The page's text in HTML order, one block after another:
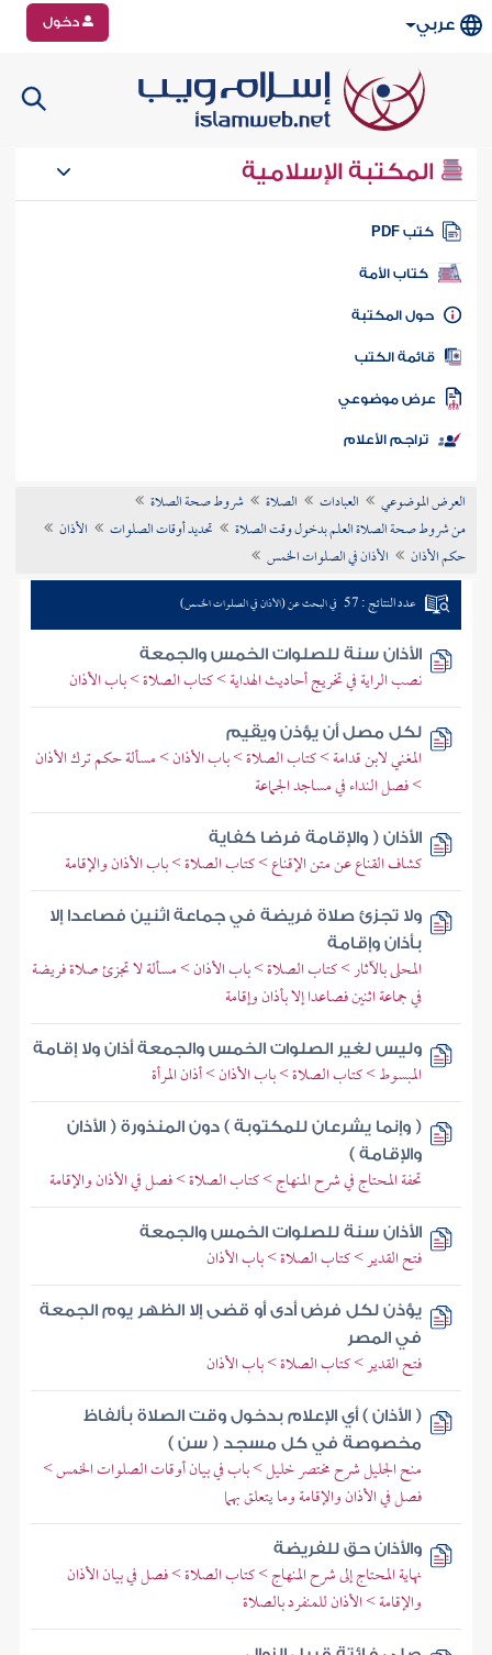
عربي دخول
المكتبة الإسلامية
كتب PDF
كتاب الأمة
المكتبة
الكتب
موضوعي
تراجم الأعلام
العرض الموضوعي العبادات الصلاة
شروط صحة الصلاة
من شروط صحة الصلاة العلم بدخول وقت الصلاة
تحديد أوقات الصلوات
الأذان
حكم الأذان
الأذان في الصلوات الخمس
عدد النتائج : 57 في البحث عن (الأذان في الصلوات الخمس)
الأذان سنة للصلوات الخمس والجمعة
نصب الراية في تخريج أحاديث الهداية > كتاب الصلاة > باب الأذان
لكل مصل أن يؤذن ويقيم
المغني لابن قدامة > كتاب الصلاة > باب الأذان > مسألة حكم ترك الأذان
> فصل النداء في مساجد الجماعة
الأذان ( والإقامة فرضا كفاية
كشاف القناع عن متن الإقناع > كتاب الصلاة > باب الأذان والإقامة
ولا تجزئ صلاة فريضة في جماعة اثنين فصاعدا إلا
بأذان وإقامة
المحلى بالآثار > كتاب الصلاة > باب الأذان > مسألة لا تجزئ صلاة فريضة
في جماعة اثنين فصاعدا إلا بأذان وإقامة
وليس لغير الصلوات الخمس والجمعة أذان ولا إقامة
المبسوط > كتاب الصلاة > باب الأذان > أذان المرأة
( وإنما يشرعان للمكتوبة ) دون المنذورة ( الأذان
والإقامة )
تحفة المحتاج في شرح المنهاج > كتاب الصلاة > فصل في الأذان والإقامة
الأذان سنة للصلوات الخمس والجمعة
فتح القدير > كتاب الصلاة > باب الأذان
يؤذن لكل فرض أدى أو قضى إلا الظهر يوم الجمعة
في المصر
فتح القدير > كتاب الصلاة > باب الأذان
( الأذان ) أي الإعلام بدخول وقت الصلاة بألفاظ
مخصوصة في كل مسجد ( سن )
منح الجليل شرح مختصر خليل > باب في بيان أوقات الصلوات الخمس >
فصل في الأذان والإقامة وما يتعلق بهما
والأذان حق للفريضة
نهاية المحتاج إلى شرح المنهاج > كتاب الصلاة > فصل في بيان الأذان
والإقامة > الأذان للمنفرد بالصلاة